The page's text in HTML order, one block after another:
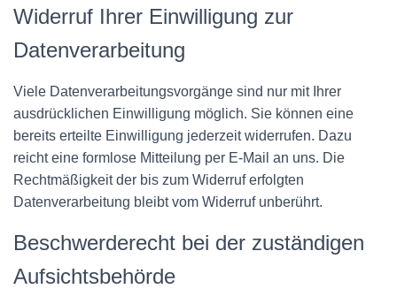
Widerruf Ihrer Einwilligung zur
Datenverarbeitung
Viele Datenverarbeitungsvorgänge sind nur mit Ihrer
ausdrücklichen Einwilligung möglich. Sie können eine
bereits erteilte Einwilligung jederzeit widerrufen. Dazu
reicht eine formlose Mitteilung per E-Mail an uns. Die
Rechtmäßigkeit der bis zum Widerruf erfolgten
Datenverarbeitung bleibt vom Widerruf unberührt.
Beschwerderecht bei der zuständigen
Aufsichtsbehörde